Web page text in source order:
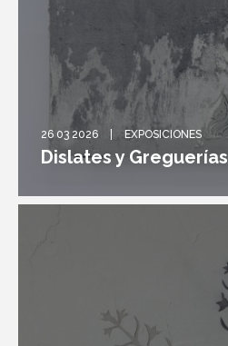
26 03 2026 EXPOSICIONES
Dislates y Greguerías